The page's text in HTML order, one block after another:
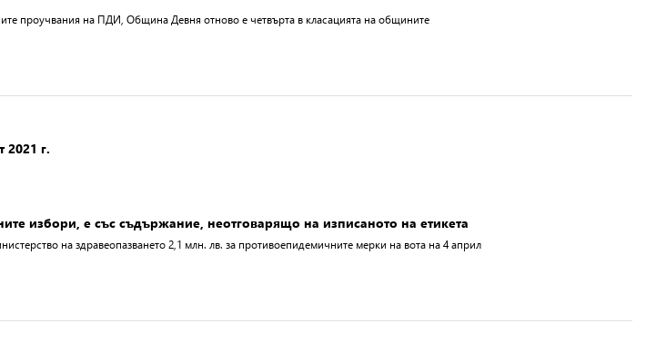
проучвания на ПДИ, Община Девня отново е четвърта в класацията на общините
г.
избори, е със съдържание, неотговарящо на изписаното на етикета
на здравеопазването 2,1 млн. лв. за противоепидемичните мерки на вота на 4 април